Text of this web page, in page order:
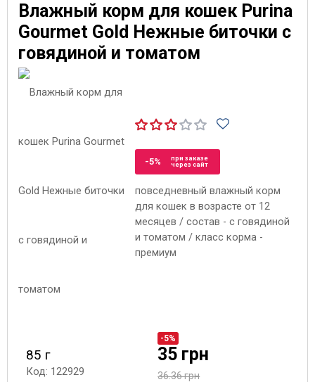
Влажный корм для кошек Purina
Gourmet Gold Нежные биточки с
говядиной и томатом
-5%
при заказе
через сайт
повседневный влажный корм
для кошек в возрасте от 12
месяцев / состав - с говядиной
и томатом / класс корма -
премиум
85 г
Код: 122929
-5%
35 грн
36.36 грн